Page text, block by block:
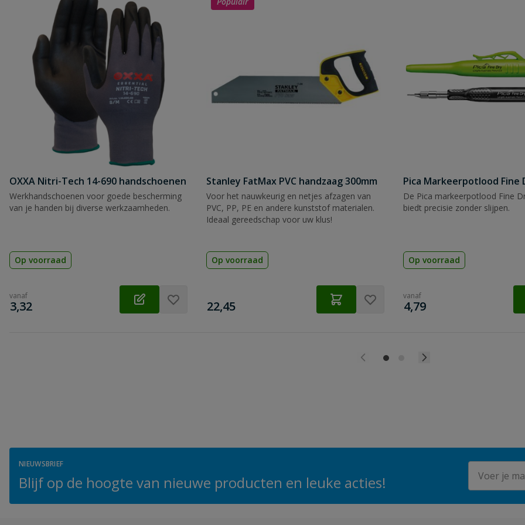
Naam
Samenvatting
Beoordeling versturen
OXXA Nitri-Tech 14-690 handschoenen
Werkhandschoenen voor goede bescherming
van je handen bij diverse werkzaamheden.
Op voorraad
vanaf
€
3,32
Stanley FatMax PVC handzaag 300mm
Voor het nauwkeurig en netjes afzagen van
PVC, PP, PE en andere kunststof materialen.
Ideaal gereedschap voor uw klus!
Op voorraad
€
22,45
Pica Markeerpotlood Fine
De Pica markeerpotlood Fine
biedt precisie zonder slijpen.
Op voorraad
vanaf
€
4,79
NIEUWSBRIEF
Blijf op de hoogte van nieuwe producten en leuke acties!